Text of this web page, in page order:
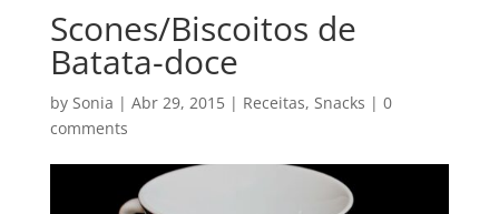
Scones/Biscoitos de
Batata-doce
by Sonia | Abr 29, 2015| Receitas, Snacks | 0
comments